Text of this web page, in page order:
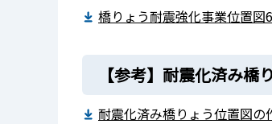
橋りょう耐震強化事業位置図
【参考】耐震化済み橋
耐震化済み橋りょう位置図の